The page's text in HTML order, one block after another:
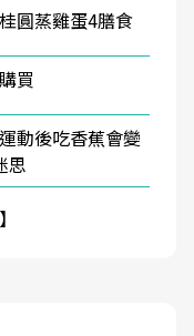
圓蒸雞蛋4膳食
買
動後吃香蕉會變
思